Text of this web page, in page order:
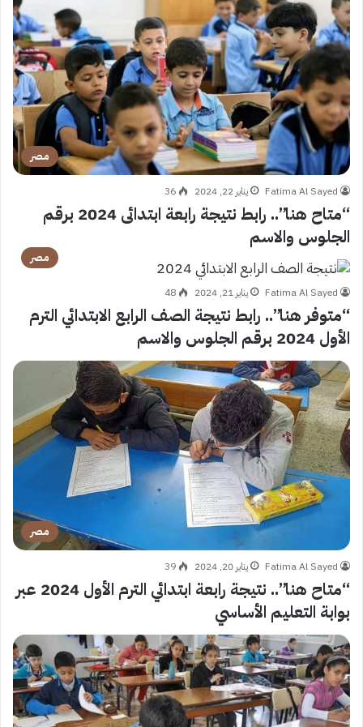
مصر
Fatima Al Sayed يناير 22, 2024 36
“متاح هنا”.. رابط نتيجة رابعة ابتدائى 2024 برقم
الجلوس والاسم
مصر
Fatima Al Sayed يناير 21, 2024 48
“متوفر هنا”.. رابط نتيجة الصف الرابع الابتدائي الترم
الأول 2024 برقم الجلوس والاسم
مصر
Fatima Al Sayed يناير 20, 2024 39
“متاح هنا”.. نتيجة رابعة ابتدائي الترم الأول 2024 عبر
بوابة التعليم الأساسي